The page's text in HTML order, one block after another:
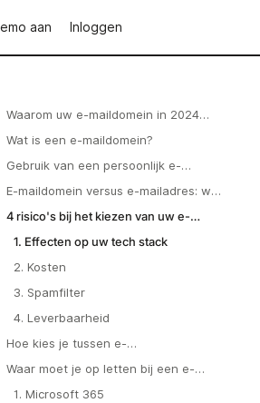
aan Inloggen
Waarom uw e-maildomein in 2024
Wat is een e-maildomein?
Gebruik van een persoonlijk e-
E-maildomein versus e-mailadres: wat
is het verschil?
4 risico's bij het kiezen van uw e-
mailserviceproviders
1. Effecten op uw tech stack
2. Kosten
3. Spamfilter
4. Leverbaarheid
Hoe kies je tussen e-
Waar moet je op letten bij een e-
1. Microsoft 365